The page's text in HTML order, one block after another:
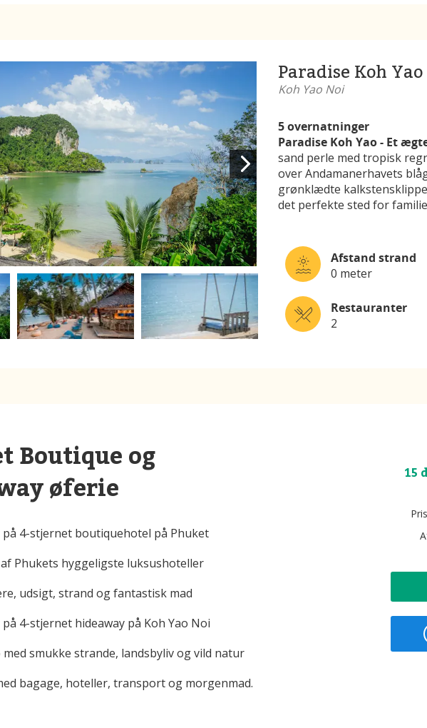
Paradise Koh Yao
Koh Yao Noi
5 overnatninger
Paradise Koh Yao - Et
sand perle med tropisk
over Andamanerhavets
grønklædte
det perfekte sted for
Afstand strand
0 meter
Restauranter
2
Boutique og
øferie
4-stjernet boutiquehotel på Phuket
Phukets hyggeligste luksushoteller
udsigt, strand og fantastisk mad
4-stjernet hideaway på Koh Yao Noi
med smukke strande, landsbyliv og vild natur
bagage, hoteller, transport og morgenmad.
15